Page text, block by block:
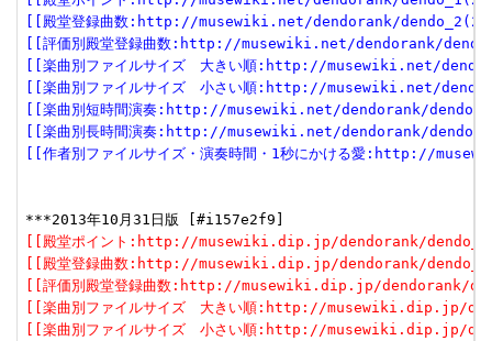
[[殿堂登録曲数:http://musewiki.net/dendorank/
[[評価別殿堂登録曲数:http://musewiki.net/dendorank/
[[楽曲別ファイルサイズ　大きい順:http://musewiki.net/
[[楽曲別ファイルサイズ　小さい順:http://musewiki.net/
[[楽曲別短時間演奏:http://musewiki.net/dendorank/
[[楽曲別長時間演奏:http://musewiki.net/dendorank/
[[作者別ファイルサイズ・演奏時間・1秒にかける愛:http://
[[殿堂ポイント:http://musewiki.dip.jp/dendorank/
[[殿堂登録曲数:http://musewiki.dip.jp/dendorank/
[[評価別殿堂登録曲数:http://musewiki.dip.jp/dendorank/
[[楽曲別ファイルサイズ　大きい順:http://musewiki.dip.jp/
[[楽曲別ファイルサイズ　小さい順:http://musewiki.dip.jp/